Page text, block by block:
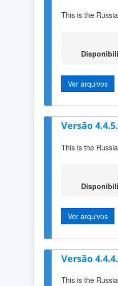
This is the
Ver arquivos
Versão
This is the
Ver arquivos
Versão
This is the